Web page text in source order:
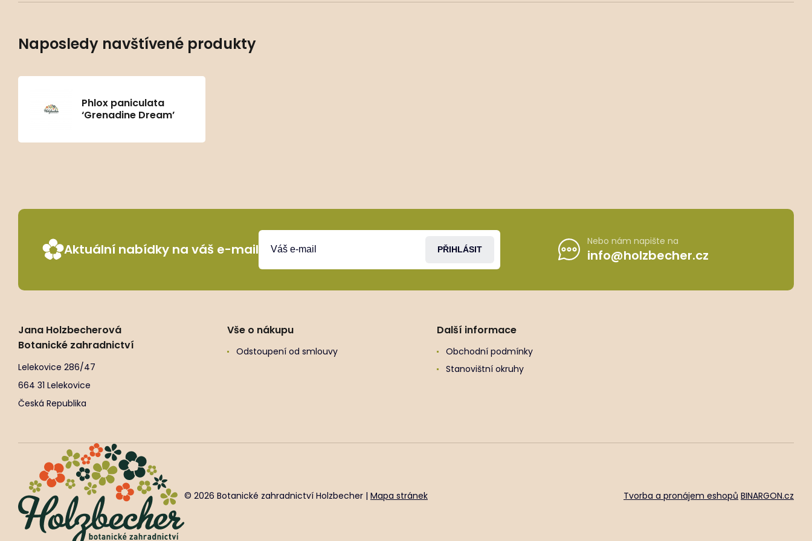
Naposledy navštívené produkty
Phlox paniculata
‘Grenadine Dream’
Aktuální nabídky na váš e-mail PŘIHLÁSIT
Nebo nám napište na
info@holzbecher.cz
Jana Holzbecherová
Botanické zahradnictví
Lelekovice 286/47
664 31 Lelekovice
Česká Republika
Vše o nákupu
Odstoupení od smlouvy
Další informace
Obchodní podmínky
Stanovištní okruhy
© 2026 Botanické zahradnictví Holzbecher | Mapa stránek Tvorba a pronájem eshopů BINARGON.cz